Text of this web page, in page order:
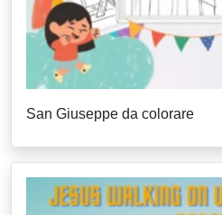
San Giuseppe da colorare